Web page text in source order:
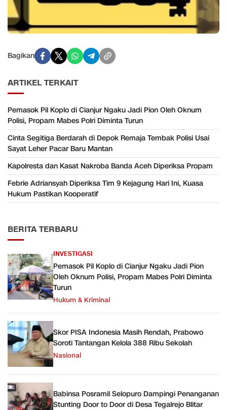
Bagikan
ARTIKEL TERKAIT
Pemasok Pil Koplo di Cianjur Ngaku Jadi Pion Oleh Oknum
Polisi, Propam Mabes Polri Diminta Turun
Cinta Segitiga Berdarah di Depok Remaja Tembak Polisi Usai
Sayat Leher Pacar Baru Mantan
Kapolresta dan Kasat Nakroba Banda Aceh Diperiksa Propam
Febrie Adriansyah Diperiksa Tim 9 Kejagung Hari Ini, Kuasa
Hukum Pastikan Kooperatif
BERITA TERBARU
INVESTIGASI
Pemasok Pil Koplo di Cianjur Ngaku Jadi Pion
Oleh Oknum Polisi, Propam Mabes Polri Diminta
Turun
Hukum & Kriminal
Skor PISA Indonesia Masih Rendah, Prabowo
Soroti Tantangan Kelola 388 Ribu Sekolah
Nasional
Babinsa Posramil Selopuro Dampingi Penanganan
Stunting Door to Door di Desa Tegalrejo Blitar